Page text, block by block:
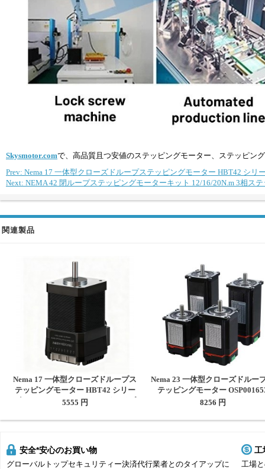
Skysmotor.comで、高品質且つ安値のステッピングモーター、ステッピン
Prev: Nema 17 一体型クローズドループステッピングモーター HBT42 シ
Next: NEMA 42 閉ループステッピングモーターキット 12/16/20N.m 3相ス
関連製品
Nema 17 一体型クローズドループス
テッピングモーター HBT42 シリー
ズ 0.4Nm/0.55Nm/0.7Nm、ドライブ
5555 円
Nema 23 一体型クローズドルー
テッピングモーター
1.2Nm/2Nm/2.5Nm/3Nm ドライ
8256 円
安全*安心のお買い物
グローバルトップセキュリティー決済代行業者とのタイアップに
工
工場